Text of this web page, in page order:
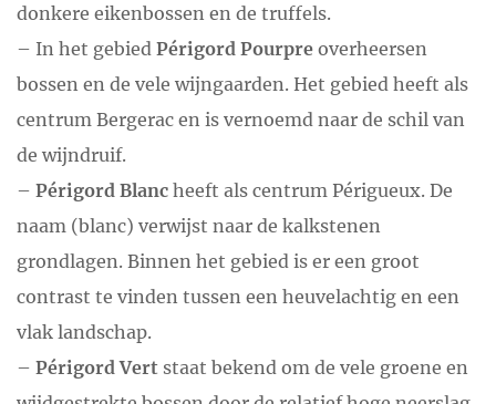
donkere eikenbossen en de truffels.
– In het gebied Périgord Pourpre overheersen
bossen en de vele wijngaarden. Het gebied heeft als
centrum Bergerac en is vernoemd naar de schil van
de wijndruif.
– Périgord Blanc heeft als centrum Périgueux. De
naam (blanc) verwijst naar de kalkstenen
grondlagen. Binnen het gebied is er een groot
contrast te vinden tussen een heuvelachtig en een
vlak landschap.
– Périgord Vert staat bekend om de vele groene en